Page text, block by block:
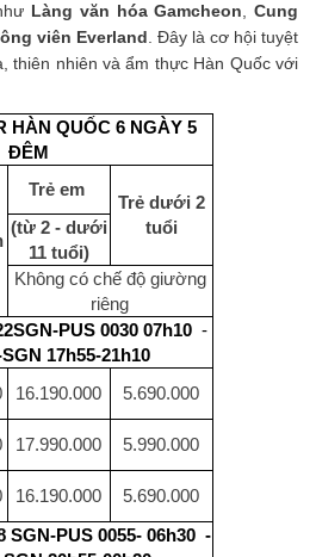
Làng văn hóa Gamcheon,Cung
viên Everland. Đây là cơ hội tuyệt
thiên nhiên và ẩm thực Hàn Quốc với
HÀN QUỐC 6 NGÀY 5
ĐÊM
Trẻ em
Trẻ dưới 2
tuổi
(từ 2 - dưới
11 tuổi)
Không có chế độ giường
riêng
PUS 0030 07h10 -
17h55-21h10
16.190.000
5.690.000
17.990.000
5.990.000
16.190.000
5.690.000
SGN-PUS 0055- 06h30 -